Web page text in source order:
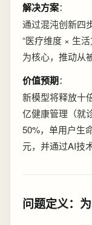
解决方案：
通过混沌创新四
“医疗维度 × 生
为核心，推动从
价值预期：
新模型将释放十
亿健康管理（就
50%，单用户生
元，并通过AI技
问题定义：